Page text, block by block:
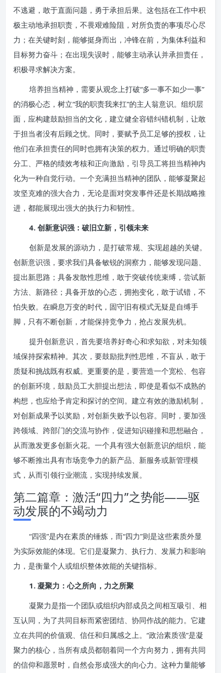
不逃避，敢于直面问题，勇于承担后果。这包括在工作中积
极主动地承担职责，不畏艰难险阻，对所负责的事项尽心尽
力；在关键时刻，能够挺身而出，冲锋在前，为集体利益和
目标努力奋斗；在出现失误时，能够主动承认并承担责任，
积极寻求解决方案。
培养担当精神，需要从观念上打破“多一事不如少一事”
的消极心态，树立“我的职责我来扛”的主人翁意识。组织层
面，应构建鼓励担当的文化，建立健全容错纠错机制，让敢
于担当者没有后顾之忧。同时，要赋予员工足够的授权，让
他们在承担责任的同时也拥有决策的权力。通过明确的职责
分工、严格的绩效考核和正向激励，引导员工将担当精神内
化为一种自觉行动。一个充满担当精神的团队，能够凝聚起
攻坚克难的强大合力，无论是面对突发事件还是长期战略推
进，都能展现出强大的执行力和韧性。
4. 创新意识强：破旧立新，引领未来
创新是发展的源动力，是打破常规、实现超越的关键。
创新意识强，要求我们具备敏锐的洞察力，能够发现问题、
提出新思路；具备发散性思维，敢于突破传统束缚，尝试新
方法、新路径；具备开放的心态，拥抱变化，敢于试错，不
怕失败。在瞬息万变的时代，固守旧有模式无疑是自缚手
脚，只有不断创新，才能保持竞争力，抢占发展先机。
提升创新意识，首先要培养好奇心和求知欲，对未知领
域保持探索精神。其次，要鼓励批判性思维，不盲从，敢于
质疑和挑战既有权威。更重要的是，要营造一个宽松、包容
的创新环境，鼓励员工大胆提出想法，即使是看似不成熟的
构想，也应给予肯定和探讨的空间。建立有效的激励机制，
对创新成果予以奖励，对创新失败予以包容。同时，要加强
跨领域、跨部门的交流与协作，促进知识碰撞和思想融合，
从而激发更多创新火花。一个具有强大创新意识的组织，能
够不断推出具有市场竞争力的新产品、新服务或新管理模
式，从而引领行业潮流，实现持续发展。
第二篇章：激活“四力”之势能——驱
动发展的不竭动力
“四强”是内在素质的锤炼，而“四力”则是这些素质外显
为实际效能的体现。它们是凝聚力、执行力、发展力和影响
力，是衡量个人或组织整体效能的关键指标。
1. 凝聚力：心之所向，力之所聚
凝聚力是指一个团队或组织内部成员之间相互吸引、相
互认同，为了共同目标而紧密团结、协同作战的能力。它建
立在共同的价值观、信任和归属感之上。“政治素质强”是凝
聚力的核心，当所有成员都朝着同一个方向努力，拥有共同
的信仰和愿景时，自然会形成强大的向心力。这种力量能够